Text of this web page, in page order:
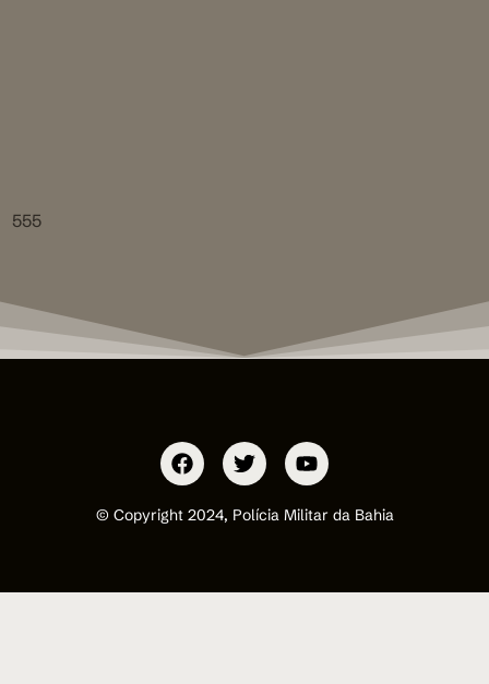
555
© Copyright 2024, Polícia Militar da Bahia